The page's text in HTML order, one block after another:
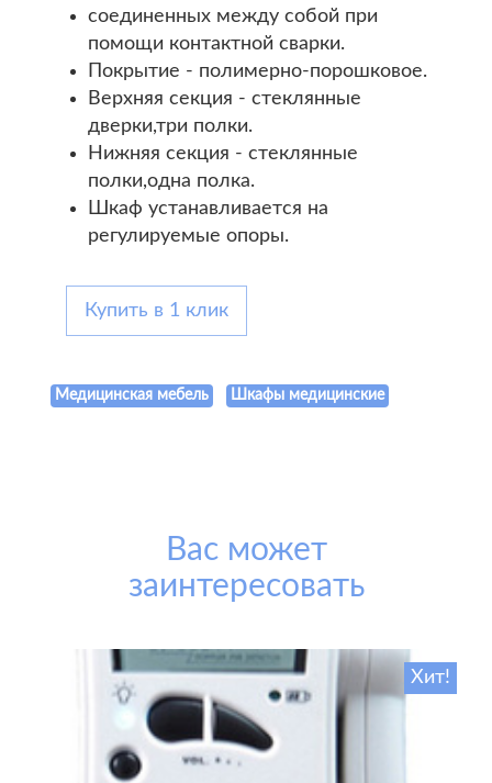
соединенных между собой при
помощи контактной сварки.
Покрытие - полимерно-порошковое.
Верхняя секция - стеклянные
дверки,три полки.
Нижняя секция - стеклянные
полки,одна полка.
Шкаф устанавливается на
регулируемые опоры.
Купить в 1 клик
Медицинская мебель Шкафы медицинские
Вас может
заинтересовать
Хит!